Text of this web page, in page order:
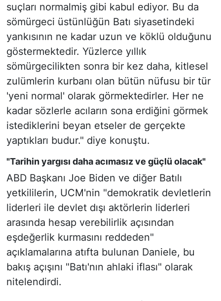
suçları normalmiş gibi kabul ediyor. Bu da
sömürgeci üstünlüğün Batı siyasetindeki
yankısının ne kadar uzun ve köklü olduğunu
göstermektedir. Yüzlerce yıllık
sömürgecilikten sonra bir kez daha, kitlesel
zulümlerin kurbanı olan bütün nüfusu bir tür
'yeni normal' olarak görmektedirler. Her ne
kadar sözlerle acıların sona erdiğini görmek
istediklerini beyan etseler de gerçekte
yaptıkları budur." diye konuştu.
"Tarihin yargısı daha acımasız ve güçlü olacak"
ABD Başkanı Joe Biden ve diğer Batılı
yetkililerin, UCM'nin "demokratik devletlerin
liderleri ile devlet dışı aktörlerin liderleri
arasında hesap verebilirlik açısından
eşdeğerlik kurmasını reddeden"
açıklamalarına atıfta bulunan Daniele, bu
bakış açışını "Batı'nın ahlaki iflası" olarak
nitelendirdi.